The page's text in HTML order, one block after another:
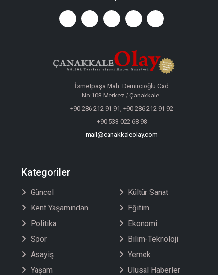
İsmetpaşa Mah. Demircioğlu Cad.
No:103 Merkez / Çanakkale
+90 286 212 91 91, +90 286 212 91 92
+90 533 022 68 98
mail@canakkaleolay.com
Kategoriler
Güncel
Kent Yaşamından
Politika
Spor
Asayiş
Yaşam
Kültür Sanat
Eğitim
Ekonomi
Bilim-Teknoloji
Yemek
Ulusal Haberler